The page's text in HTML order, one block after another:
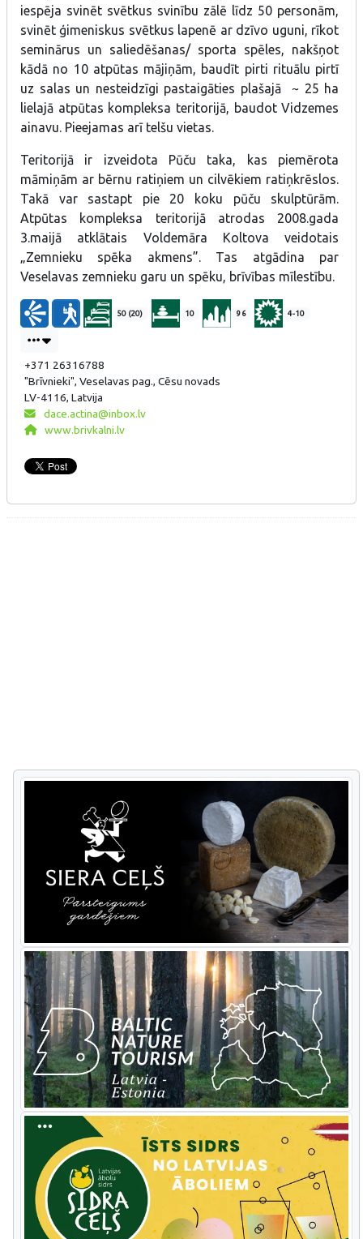
iespēja svinēt svētkus svinību zālē līdz 50 personām,
svinēt ģimeniskus svētkus lapenē ar dzīvo uguni, rīkot
seminārus un saliedēšanas/ sporta spēles, nakšņot
kādā no 10 atpūtas mājiņām, baudīt pirti rituālu pirtī
uz salas un nesteidzīgi pastaigāties plašajā ~ 25 ha
lielajā atpūtas kompleksa teritorijā, baudot Vidzemes
ainavu. Pieejamas arī telšu vietas.
Teritorijā ir izveidota Pūču taka, kas piemērota
māmiņām ar bērnu ratiņiem un cilvēkiem ratiņkrēslos.
Takā var sastapt pie 20 koku pūču skulptūrām.
Atpūtas kompleksa teritorijā atrodas 2008.gada
3.maijā atklātais Voldemāra Koltova veidotais
„Zemnieku spēka akmens”. Tas atgādina par
Veselavas zemnieku garu un spēku, brīvības mīlestību.
50 (20) 10 96 4-10
+371 26316788
"Brīvnieki", Veselavas pag., Cēsu novads
LV-4116, Latvija
dace.actina@inbox.lv
www.brivkalni.lv